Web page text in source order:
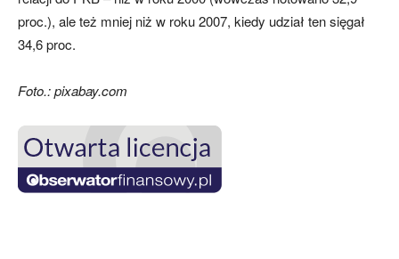
proc.), ale też mniej niż w roku 2007, kiedy udział ten sięgał
34,6 proc.
Foto.: pixabay.com